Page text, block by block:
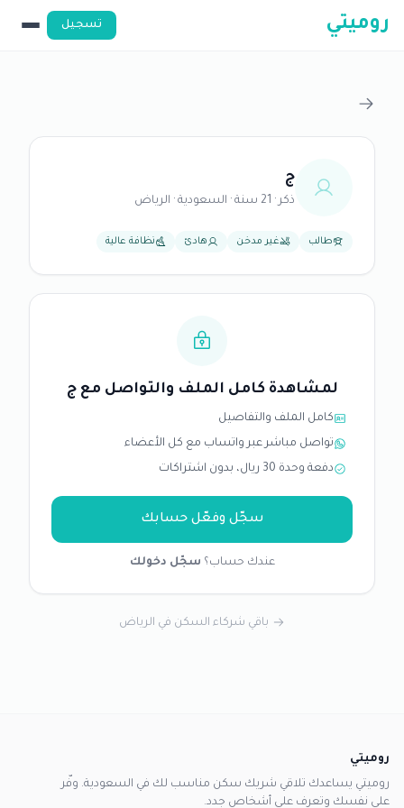
روميتي تسجيل
ج
ذكر · 21 سنة · السعودية · الرياض
طالب غير مدخن هادئ نظافة عالية
لمشاهدة كامل الملف والتواصل مع ج
كامل الملف والتفاصيل
تواصل مباشر عبر واتساب مع كل الأعضاء
دفعة وحدة 30 ريال، بدون اشتراكات
سجّل وفعّل حسابك
عندك حساب؟ سجّل دخولك
باقي شركاء السكن في الرياض
روميتي
روميتي يساعدك تلاقي شريك سكن مناسب لك في السعودية. وفّر
على نفسك وتعرف على أشخاص جدد.